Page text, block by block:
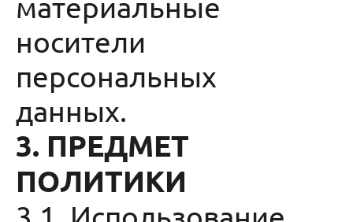
носители
персональных
данных.
3. ПРЕДМЕТ
ПОЛИТИКИ